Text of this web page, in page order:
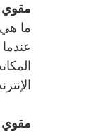
ما